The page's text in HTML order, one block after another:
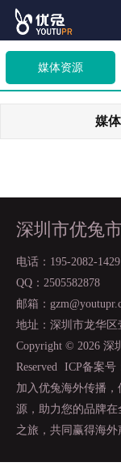
媒体资源
媒
深圳市优兔
电话：195-2082-1429
QQ：2505582878
邮箱：
地址：深圳市龙华区
Copyright © 2026 深
Reserved
ICP备案号
加入优兔海外传播
源，助力您的品牌
之旅，共同赢得海